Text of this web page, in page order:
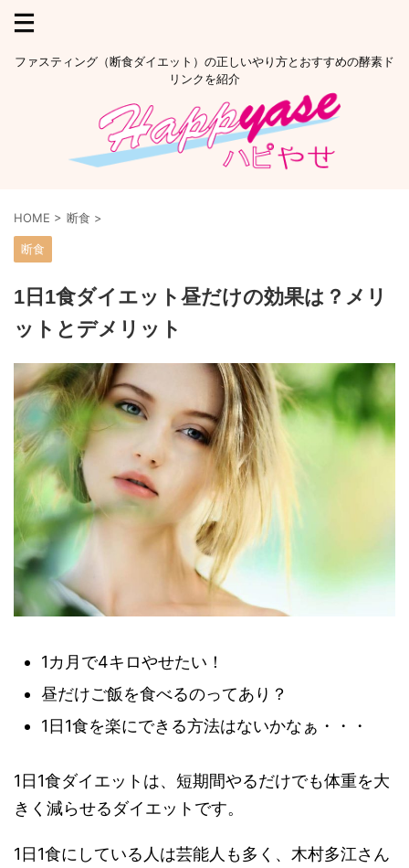
ファスティング（断食ダイエット）の正しいやり方とおすすめの酵素ド
リンクを紹介
HOME > 断食 >
断食
1日1食ダイエット昼だけの効果は？メリ
ットとデメリット
1カ月で4キロやせたい！
昼だけご飯を食べるのってあり？
1日1食を楽にできる方法はないかなぁ・・・
1日1食ダイエットは、短期間やるだけでも体重を大
きく減らせるダイエットです。
1日1食にしている人は芸能人も多く、木村多江さん